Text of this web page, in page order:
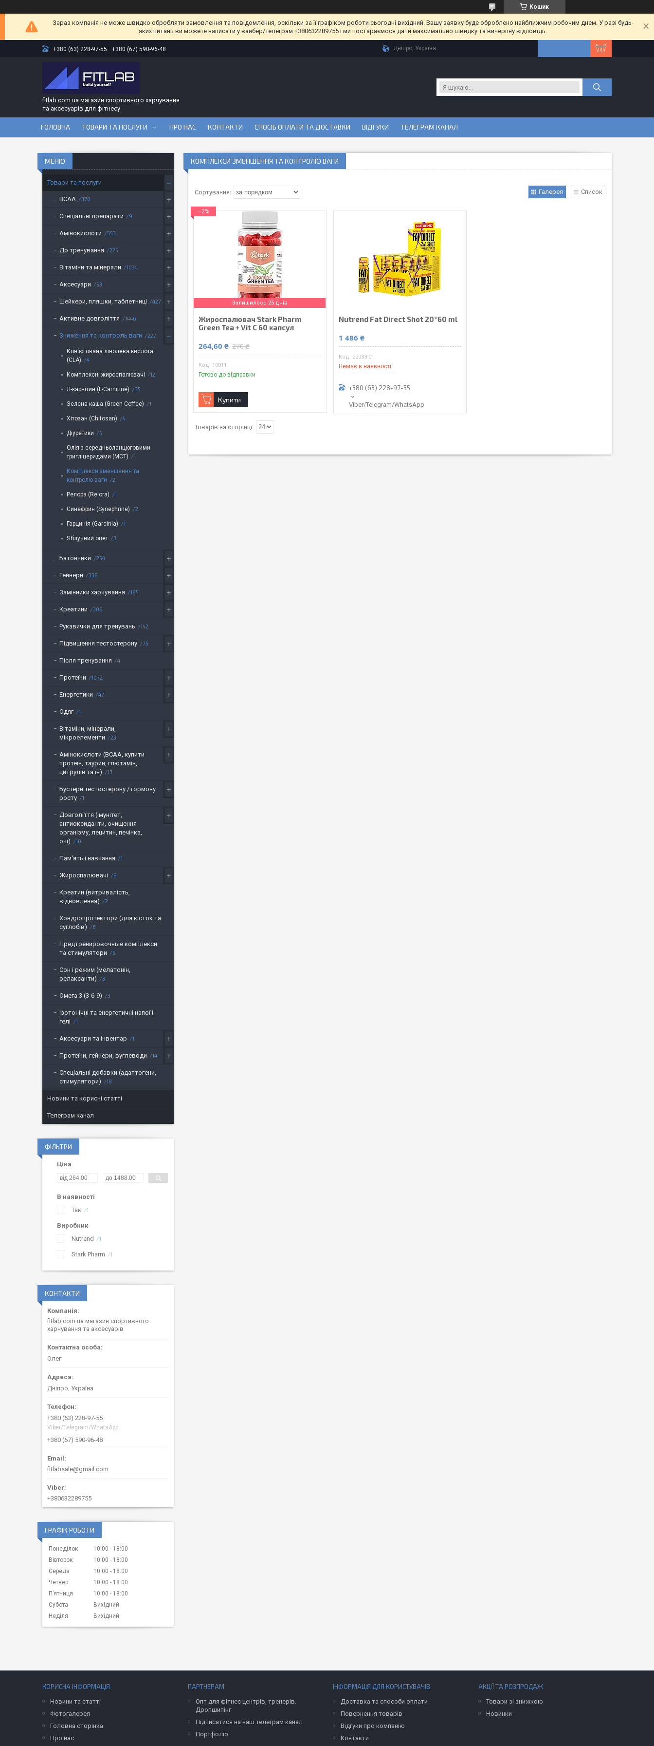
Кошик
Зараз компанія не може швидко обробляти замовлення та повідомлення, оскільки за її графіком роботи сьогодні вихідний. Вашу заявку буде оброблено найближчим робочим днем. У разі будь-
яких питань ви можете написати у вайбер/телеграм +380632289755 і ми постараємося дати максимально швидку та вичерпну відповідь.
+380 (63) 228-97-55 +380 (67) 590-96-48 Дніпро, Україна
fitlab.com.ua магазин спортивного харчування
та аксесуарів для фітнесу
ГОЛОВНА ТОВАРИ ТА ПОСЛУГИ ПРО НАС КОНТАКТИ СПОСІБ ОПЛАТИ ТА ДОСТАВКИ ВІДГУКИ ТЕЛЕГРАМ КАНАЛ
КОМПЛЕКСИ ЗМЕНШЕННЯ ТА КОНТРОЛЮ ВАГИ
Галерея Список
–2%
Залишилось 25 днів
Жироспалювач Stark Pharm
Green Tea + Vit C 60 капсул
264,60 ₴ 270 ₴
10011
Готово до відправки
Купити
Nutrend Fat Direct Shot 20*60 ml
1 486 ₴
22033-01
Немає в наявності
+380 (63) 228-97-55
Viber/Telegram/WhatsApp
Товари та послуги
BCAA 370
Спеціальні препарати 9
Амінокислоти 553
До тренування 225
Вітаміни та мінерали 1034
Аксесуари 53
Шейкери, пляшки, таблетниці 427
Активне довголіття 1446
Зниження та контроль ваги 227
Кон'югована лінолева кислота
(CLA)
4
Комплексні жироспалювачі 12
Л-карнітин (L-Carnitine) 35
Зелена каша (Green Coffee) 1
Хітозан (Chitosan) 4
Діуретики 5
Олія з середньоланцюговими
тригліцеридами (MCT)
1
Комплекси зменшення та
контролю ваги
2
Релора (Relora) 1
Синефрин (Synephrine) 2
Гарцинія (Garcinia) 1
Яблучний оцет 3
Батончики 254
Гейнери 338
Замінники харчування 195
Креатини 309
Рукавички для тренувань 142
Підвищення тестостерону 75
Після тренування 4
Протеїни 1072
Енергетики 47
Одяг 1
Вітаміни, мінерали,
мікроелементи
23
Амінокислоти (BCAA, купити
протеїн, таурин, глютамін,
цитрулін та ін)
13
Бустери тестостерону / гормону
росту
1
Довголіття (імунітет,
антиоксиданти, очищення
організму, лецитин, печінка,
очі)
10
Пам'ять і навчання 1
Жироспалювачі 8
Креатин (витривалість,
відновлення)
2
Хондропротектори (для кісток та
суглобів)
6
Предтренировочные комплекси
та стимулятори
5
Сон і режим (мелатонін,
релаксанти)
3
Омега 3 (3-6-9) 3
Ізотонічні та енергетичні напої і
гелі
1
Аксесуари та інвентар 1
Протеїни, гейнери, вуглеводи 14
Спеціальні добавки (адаптогени,
стимулятори)
18
Новини та корисні статті
Телеграм канал
ФІЛЬТРИ
Ціна
В наявності
Так
1
Виробник
Nutrend
1
Stark Pharm 1
КОНТАКТИ
fitlab.com.ua магазин спортивного
харчування та аксесуарів
Олег
Дніпро, Україна
+380 (63) 228-97-55
Viber/Telegram/WhatsApp
+380 (67) 590-96-48
fitlabsale@gmail.com
+380632289755
ГРАФІК РОБОТИ
Понеділок 10:00
18:00
Вівторок
10:00
18:00
Середа
10:00
18:00
Четвер
10:00
18:00
Пʼятниця
10:00
18:00
Субота
Вихідний
Неділя
Вихідний
КОРИСНА ІНФОРМАЦІЯ
Новини та статті
Фотогалерея
Головна сторінка
Про нас
ПАРТНЕРАМ
Опт для фітнес центрів, тренерів.
Дропшипінг
Підписатися на наш телеграм канал
Портфоліо
ІНФОРМАЦІЯ ДЛЯ КОРИСТУВАЧІВ
Доставка та способи оплати
Повернення товарів
Відгуки про компанію
Контакти
АКЦІЇ ТА РОЗПРОДАЖ
Товари зі знижкою
Новинки